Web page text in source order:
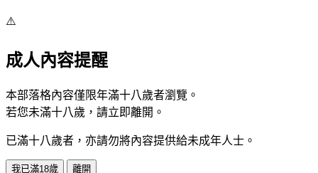
⚠️
成人內容提醒
本部落格內容僅限年滿十八歲者瀏覽。
若您未滿十八歲，請立即離開。
已滿十八歲者，亦請勿將內容提供給未成年人士。
我已滿18歲 離開